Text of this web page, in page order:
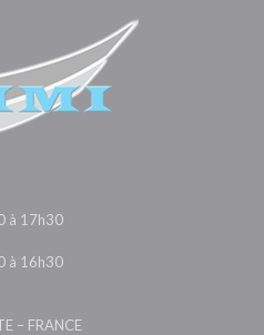
à 17h30
à 16h30
– FRANCE